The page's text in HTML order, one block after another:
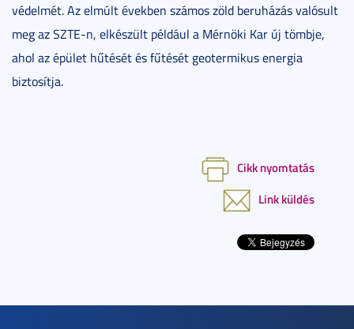
védelmét. Az elmúlt években számos zöld beruházás valósult
meg az SZTE-n, elkészült például a Mérnöki Kar új tömbje,
ahol az épület hűtését és fűtését geotermikus energia
biztosítja.
Cikk nyomtatás
Link küldés